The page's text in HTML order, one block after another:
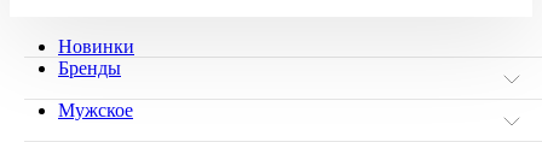
Новинки
Бренды
Мужское